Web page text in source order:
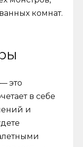
комнат.
это
в себе
и